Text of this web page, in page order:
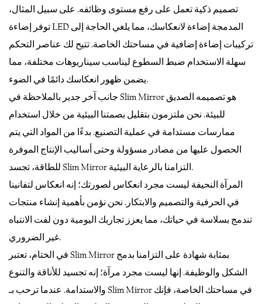
تصميم ذكية تعمل على رفع مستوى وظائفه. على سبيل المثال،
توفر إضاءة LED المدمجة إضاءة لانعكاسك، مما يلغي الحاجة إلى
تركيبات إضاءة إضافية في مساحتك الخاصة. تتيح لك عناصر التحكم
سهلة الاستخدام ضبط السطوع ليناسب سيناريوهات مختلفة، مما
يضمن ظهور انعكاسك دائمًا في الضوء.
جانب آخر جدير بالملاحظة في Slim Mirror هو تصميمه الصديق
للبيئة. نحن ملتزمون بتقليل بصمتنا البيئية من خلال استخدام
ممارسات مستدامة في عملية التصنيع. بدءًا من المواد التي يتم
الحصول عليها من مصادر مسؤولة وحتى أساليب الإنتاج الموفرة
للطاقة، تجسد Slim Mirror التزامنا بالرعاية البيئية.
المرآة النحيفة ليست مجرد انعكاس لصورتك؛ إنه انعكاس لتفانينا
في الحرفية والتصميم والابتكار. نحن نؤمن بأهمية إنشاء منتجات
تندمج بسلاسة في حياتك، مما يعزز تجاربك اليومية دون لفت الانتباه
غير الضروري.
في الختام، تعتبر Slim Mirror بمثابة شهادة على التزامنا بدمج
الشكل والوظيفة. إنها ليست مجرد مرآة؛ إنه تجسيد للأناقة والتنوع
والاستدامة. عندما ترحب بـ Slim Mirror في مساحتك الخاصة، فإنك